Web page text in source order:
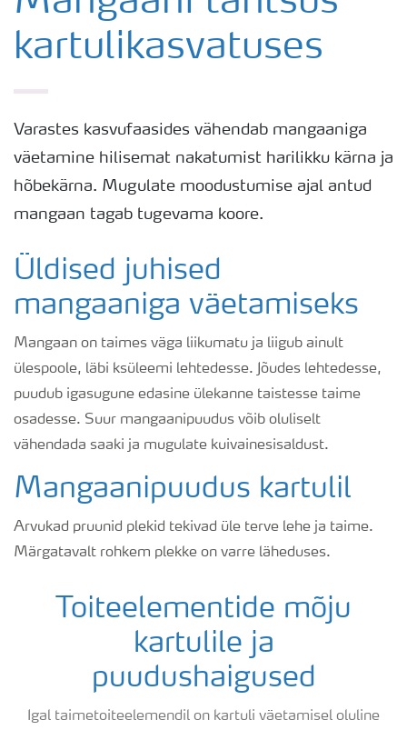
Kartuli saak
Kartuli puudushaigused
Väetamisprogrammid
Keskkonnahoid
kartulikasvatuses
Varastes kasvufaasides vähendab mangaaniga
väetamine hilisemat nakatumist harilikku kärna ja
hõbekärna. Mugulate moodustumise ajal antud
mangaan tagab tugevama koore.
Üldised juhised
mangaaniga väetamiseks
Mangaan on taimes väga liikumatu ja liigub ainult
ülespoole, läbi ksüleemi lehtedesse. Jõudes lehtedesse,
puudub igasugune edasine ülekanne taistesse taime
osadesse. Suur mangaanipuudus võib oluliselt
vähendada saaki ja mugulate kuivainesisaldust.
Mangaanipuudus kartulil
Arvukad pruunid plekid tekivad üle terve lehe ja taime.
Märgatavalt rohkem plekke on varre läheduses.
Toiteelementide mõju
kartulile ja
puudushaigused
Igal taimetoiteelemendil on kartuli väetamisel oluline